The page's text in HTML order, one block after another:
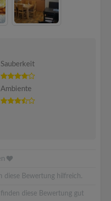
Sauberkeit
Ambiente
diese Bewertung hilfreich.
finden diese Bewertung gut